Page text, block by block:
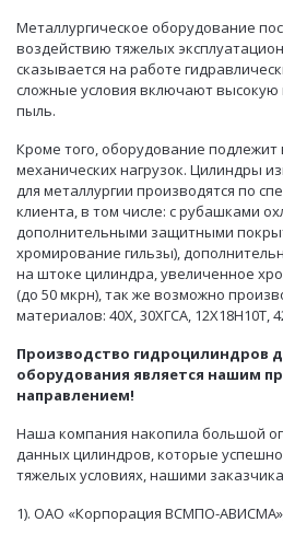
Металлургическое оборудование
воздействию тяжелых
сказывается на работе
сложные условия включают
пыль.
Кроме того, оборудование
механических нагрузок. Цилиндры
для металлургии производятся по
клиента, в том числе: с рубашками
дополнительными защитными
хромирование гильзы),
на штоке цилиндра, увеличенное
(до 50 мкрн), так же возможно
материалов: 40Х, 30ХГСА, 12Х18Н10Т,
Производство гидроцилиндров
оборудования является нашим
направлением!
Наша компания накопила большой
данных цилиндров, которые
тяжелых условиях, нашими
1). ОАО «Корпорация ВСМПО-